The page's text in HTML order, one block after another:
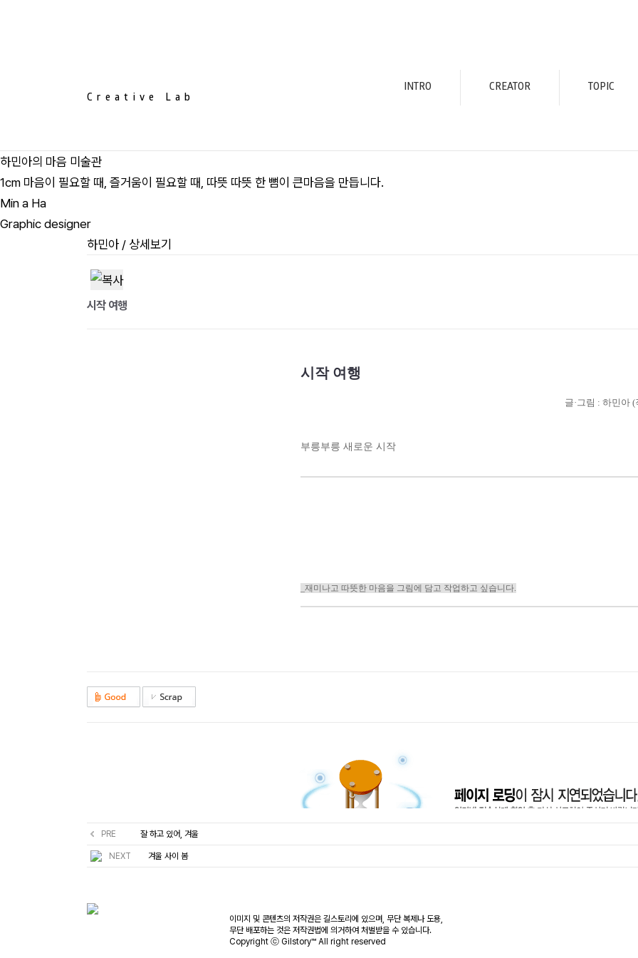
Creative Lab
INTRO CREATOR TOPIC
하민아의 마음 미술관
1cm 마음이 필요할 때, 즐거움이 필요할 때, 따뜻 따뜻 한 뼘이 큰마음을 만듭니다.
Min a Ha
Graphic designer
하민아 / 상세보기
시작 여행
시작 여행
글·그림 : 하민아 (
부릉부릉 새로운 시작
_재미나고 따뜻한 마음을 그림에 담고 작업하고 싶습니다.
PRE 잘 하고 있어, 겨울
NEXT 겨울 사이 봄
이미지 및 콘텐츠의 저작권은 길스토리에 있으며, 무단 복제나 도용,
무단 배포하는 것은 저작권법에 의거하여 처벌받을 수 있습니다.
Copyright ⓒ Gilstory™ All right reserved